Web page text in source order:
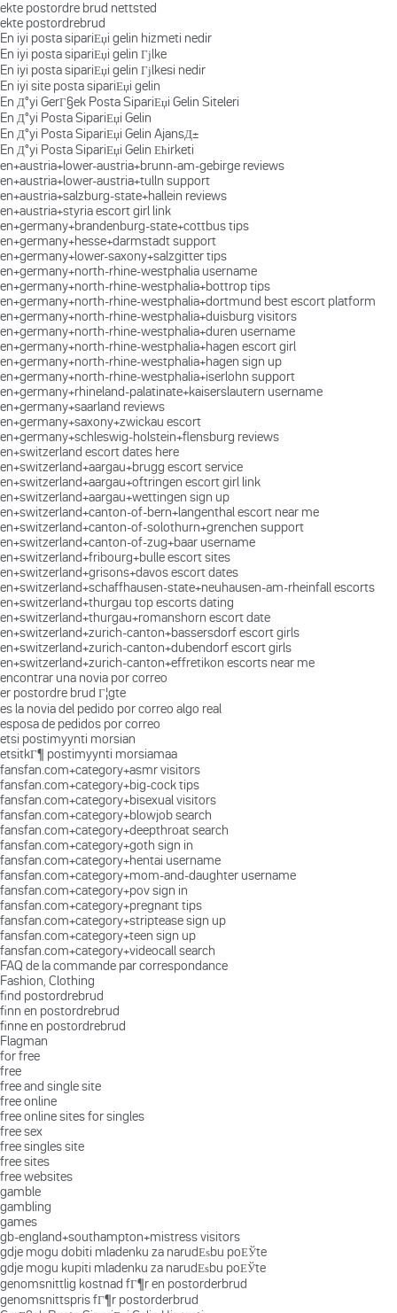
ekte postordre brud nettsted
ekte postordrebrud
En iyi posta sipariЕџi gelin hizmeti nedir
En iyi posta sipariЕџi gelin Гјlke
En iyi posta sipariЕџi gelin Гјlkesi nedir
En iyi site posta sipariЕџi gelin
En Д°yi GerГ§ek Posta SipariЕџi Gelin Siteleri
En Д°yi Posta SipariЕџi Gelin
En Д°yi Posta SipariЕџi Gelin AjansД±
En Д°yi Posta SipariЕџi Gelin Ећirketi
en+austria+lower-austria+brunn-am-gebirge reviews
en+austria+lower-austria+tulln support
en+austria+salzburg-state+hallein reviews
en+austria+styria escort girl link
en+germany+brandenburg-state+cottbus tips
en+germany+hesse+darmstadt support
en+germany+lower-saxony+salzgitter tips
en+germany+north-rhine-westphalia username
en+germany+north-rhine-westphalia+bottrop tips
en+germany+north-rhine-westphalia+dortmund best escort platform
en+germany+north-rhine-westphalia+duisburg visitors
en+germany+north-rhine-westphalia+duren username
en+germany+north-rhine-westphalia+hagen escort girl
en+germany+north-rhine-westphalia+hagen sign up
en+germany+north-rhine-westphalia+iserlohn support
en+germany+rhineland-palatinate+kaiserslautern username
en+germany+saarland reviews
en+germany+saxony+zwickau escort
en+germany+schleswig-holstein+flensburg reviews
en+switzerland escort dates here
en+switzerland+aargau+brugg escort service
en+switzerland+aargau+oftringen escort girl link
en+switzerland+aargau+wettingen sign up
en+switzerland+canton-of-bern+langenthal escort near me
en+switzerland+canton-of-solothurn+grenchen support
en+switzerland+canton-of-zug+baar username
en+switzerland+fribourg+bulle escort sites
en+switzerland+grisons+davos escort dates
en+switzerland+schaffhausen-state+neuhausen-am-rheinfall escorts
en+switzerland+thurgau top escorts dating
en+switzerland+thurgau+romanshorn escort date
en+switzerland+zurich-canton+bassersdorf escort girls
en+switzerland+zurich-canton+dubendorf escort girls
en+switzerland+zurich-canton+effretikon escorts near me
encontrar una novia por correo
er postordre brud Г¦gte
es la novia del pedido por correo algo real
esposa de pedidos por correo
etsi postimyynti morsian
etsitkГ¶ postimyynti morsiamaa
fansfan.com+category+asmr visitors
fansfan.com+category+big-cock tips
fansfan.com+category+bisexual visitors
fansfan.com+category+blowjob search
fansfan.com+category+deepthroat search
fansfan.com+category+goth sign in
fansfan.com+category+hentai username
fansfan.com+category+mom-and-daughter username
fansfan.com+category+pov sign in
fansfan.com+category+pregnant tips
fansfan.com+category+striptease sign up
fansfan.com+category+teen sign up
fansfan.com+category+videocall search
FAQ de la commande par correspondance
Fashion, Clothing
find postordrebrud
finn en postordrebrud
finne en postordrebrud
Flagman
for free
free
free and single site
free online
free online sites for singles
free sex
free singles site
free sites
free websites
gamble
gambling
games
gb-england+southampton+mistress visitors
gdje mogu dobiti mladenku za narudЕѕbu poЕЎte
gdje mogu kupiti mladenku za narudЕѕbu poЕЎte
genomsnittlig kostnad fГ¶r en postorderbrud
genomsnittspris fГ¶r postorderbrud